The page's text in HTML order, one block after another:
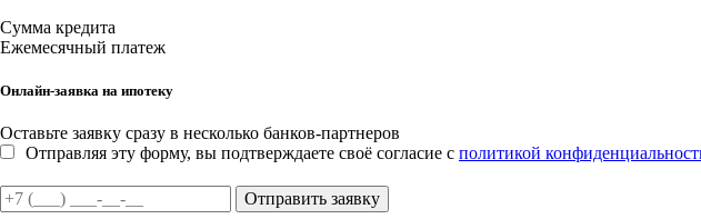
Сумма кредита
Ежемесячный платеж
Онлайн-заявка на ипотеку
Оставьте заявку сразу в несколько банков-партнеров
Отправляя эту форму, вы подтверждаете своё согласие с политикой
Отправить заявку